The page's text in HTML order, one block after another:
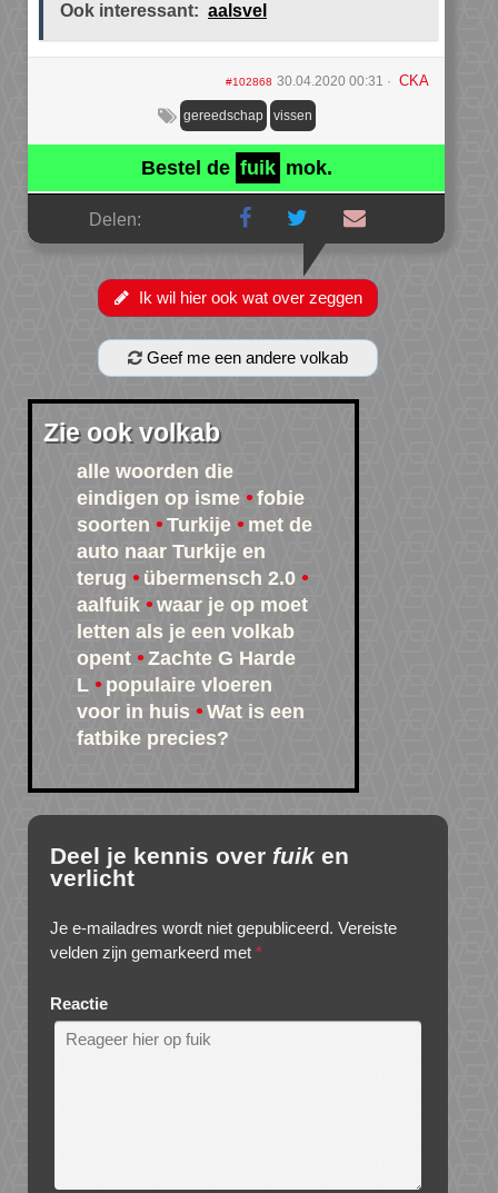
Ook interessant: aalsvel
#102868 30.04.2020 00:31 CKA
gereedschap vissen
Bestel de fuik mok.
Delen:
Ik wil hier ook wat over zeggen
Geef me een andere volkab
Zie ook volkab
alle woorden die
eindigen op isme
fobie
soorten
Turkije
met de
auto naar Turkije en
terug
übermensch 2.0
aalfuik
waar je op moet
letten als je een volkab
opent
Zachte G Harde
L
populaire vloeren
voor in huis
Wat is een
fatbike precies?
Deel je kennis over fuik en
verlicht
Je e-mailadres wordt niet gepubliceerd. Vereiste
velden zijn gemarkeerd met *
Reactie